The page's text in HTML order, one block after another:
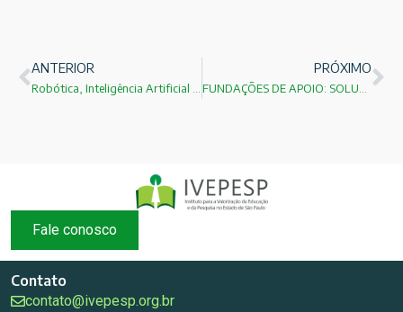
ANTERIOR
Robótica, Inteligência Artificial e Visão Computacional na Citricultura: uma oportunidade estratégica para o Brasil liderar a próxima revolução tecnológica do agronegócio
PRÓXIMO
FUNDAÇÕES DE APOIO: SOLUÇÃO TEMPORÁRIA OU PARTE DA ESTRATÉGIA PARA O FUTURO DA CIÊNCIA BRASILEIRA?
Fale conosco
Contato
contato@ivepesp.org.br